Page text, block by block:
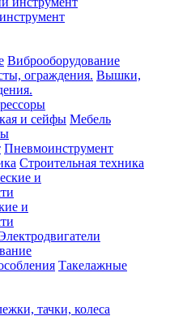
Виброоборудование
Вышки,
Мебель
Пневмоинструмент
Строительная техника
и
Такелажные